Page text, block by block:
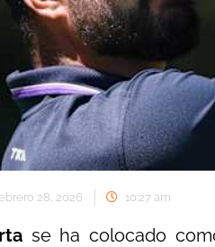
28, 2026 10:27 am
se ha colocado